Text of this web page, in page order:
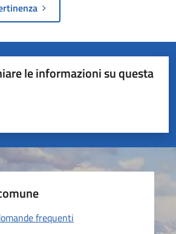
le informazioni su questa
5 stelle su 5
stelle su 5
su 5
5
frequenti